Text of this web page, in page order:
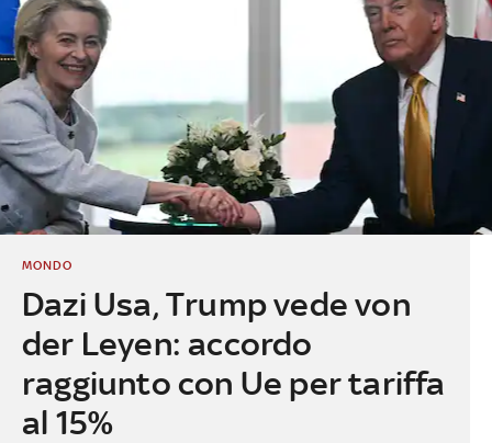
Dazi Usa, Trump vede von
der Leyen: accordo
raggiunto con Ue per tariffa
al 15%
MONDO